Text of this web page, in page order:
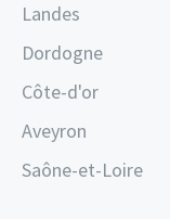
Landes
Dordogne
Côte-d'or
Aveyron
Saône-et-Loire